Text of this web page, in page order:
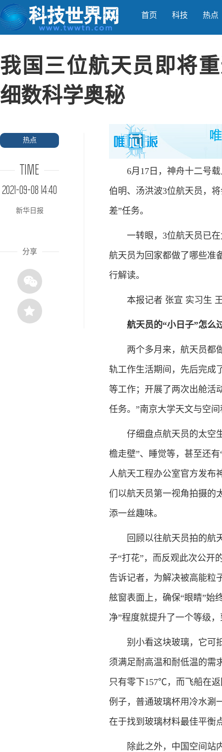
首页 科技 热点
我国三位航天员即将
细数科学奥秘
热点
TIME
2021-09-08 14:40
新华日报
分享
6月17日，神舟十二号载
伯明、汤洪波3位航天员，
差”任务。
一转眼，3位航天员已在
航天员为回家都做了哪些准
行解读。
本报记者 张宣 实习生
航天员的“小日子”怎么
两个多月来，航天员都做
轨工作生活期间，先后完成
等工作；开展了两次出舱活
任务。”南京大学天文与空
仔细盘点航天员的太空生
檐走壁”、睡觉等，甚至还
人航天工程办公室官方发布
们以航天员第一视角拍摄的
添一丝趣味。
回顾以往航天员拍的航天
子“打花”，而反观此次公开
告诉记者，为解决被高能粒
舷窗表面上，确保“眼睛”始
净”程度就提升了一个等级
别小看这块玻璃，它可抵
须满足耐高温和耐低温的需
只有零下157℃，而飞船在
例子，普通玻璃杯用冷水涮
在于找到玻璃材料最佳平衡
除此之外，中国空间站内